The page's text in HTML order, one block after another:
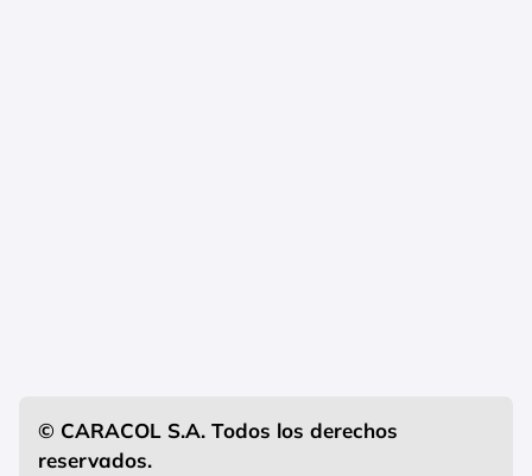
© CARACOL S.A. Todos los derechos
reservados.